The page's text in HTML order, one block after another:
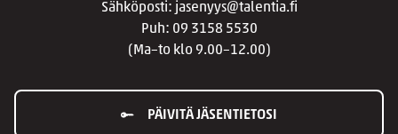
Sähköposti: jasenyys@talentia.fi
Puh: 09 3158 5530
(Ma–to klo 9.00–12.00)
PÄIVITÄ JÄSENTIETOSI